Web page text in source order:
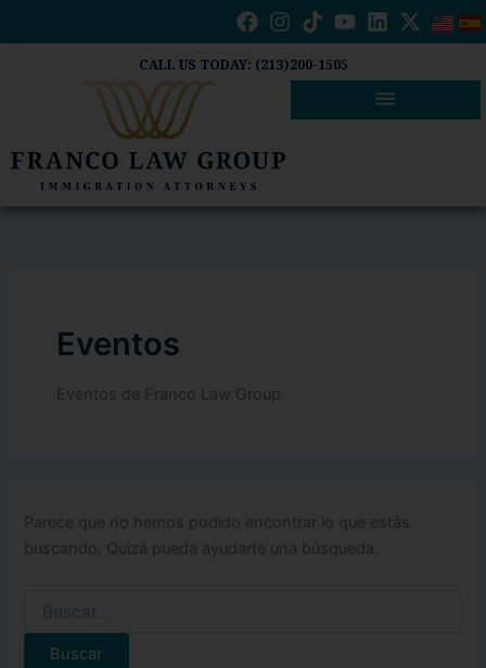
CALL US TODAY: (213)200-1505
Eventos
Eventos de Franco Law Group
Parece que no hemos podido encontrar lo que estás
buscando. Quizá pueda ayudarte una búsqueda.